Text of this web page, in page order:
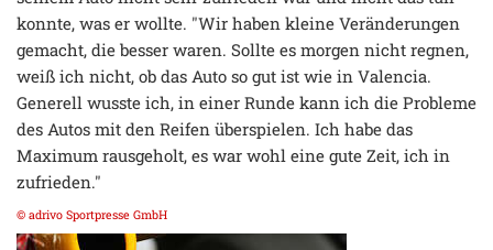
konnte, was er wollte. "Wir haben kleine Veränderungen
gemacht, die besser waren. Sollte es morgen nicht regnen,
weiß ich nicht, ob das Auto so gut ist wie in Valencia.
Generell wusste ich, in einer Runde kann ich die Probleme
des Autos mit den Reifen überspielen. Ich habe das
Maximum rausgeholt, es war wohl eine gute Zeit, ich in
zufrieden."
© adrivo Sportpresse GmbH